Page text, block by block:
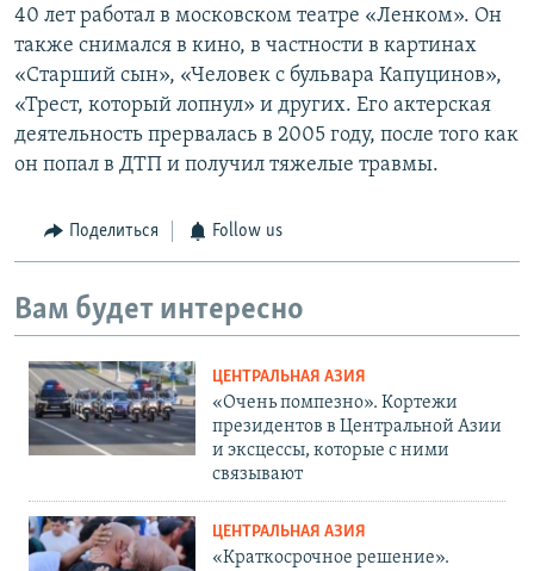
40 лет работал в московском театре «Ленком». Он
также снимался в кино, в частности в картинах
«Старший сын», «Человек с бульвара Капуцинов»,
«Трест, который лопнул» и других. Его актерская
деятельность прервалась в 2005 году, после того как
он попал в ДТП и получил тяжелые травмы.
Поделиться Follow us
Вам будет интересно
ЦЕНТРАЛЬНАЯ АЗИЯ
«Очень помпезно». Кортежи
президентов в Центральной Азии
и эксцессы, которые с ними
связывают
ЦЕНТРАЛЬНАЯ АЗИЯ
«Краткосрочное решение».